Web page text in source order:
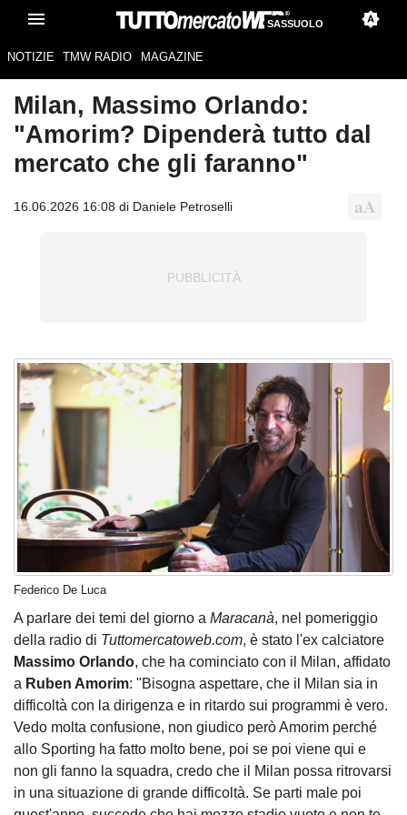
SASSUOLO
NOTIZIE TMW RADIO MAGAZINE
Milan, Massimo Orlando:
"Amorim? Dipenderà tutto dal
mercato che gli faranno"
16.06.2026 16:08 di Daniele Petroselli
Federico De Luca
A parlare dei temi del giorno a Maracanà, nel pomeriggio
della radio di Tuttomercatoweb.com, è stato l'ex calciatore
Massimo Orlando, che ha cominciato con il Milan, affidato
a Ruben Amorim: "Bisogna aspettare, che il Milan sia in
difficoltà con la dirigenza e in ritardo sui programmi è vero.
Vedo molta confusione, non giudico però Amorim perché
allo Sporting ha fatto molto bene, poi se poi viene qui e
non gli fanno la squadra, credo che il Milan possa ritrovarsi
in una situazione di grande difficoltà. Se parti male poi